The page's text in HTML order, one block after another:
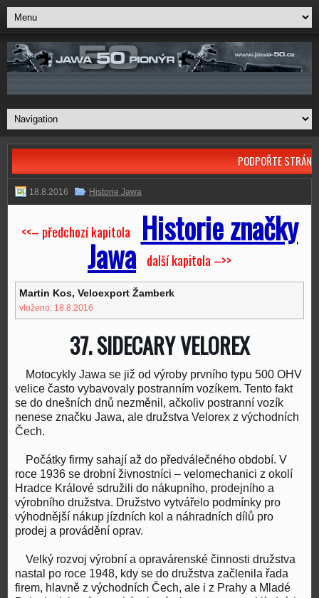
PODPOŘTE
18.8.2016 Historie Jawa
<<– předchozí kapitola Historie značky
Jawa další kapitola –>>
Martin Kos, Veloexport Žamberk
vloženo: 18.8.2016
37. SIDECARY VELOREX
Motocykly Jawa se již od výroby prvního typu 500 OHV
velice často vybavovaly postranním vozíkem. Tento fakt
se do dnešních dnů nezměnil, ačkoliv postranní vozík
nenese značku Jawa, ale družstva Velorex z východních
Čech.
Počátky firmy sahají až do předválečného období. V
roce 1936 se drobní živnostníci – velomechanici z okolí
Hradce Králové sdružili do nákupního, prodejního a
výrobního družstva. Družstvo vytvářelo podmínky pro
výhodnější nákup jízdních kol a náhradních dílů pro
prodej a provádění oprav.
Velký rozvoj výrobní a opravárenské činnosti družstva
nastal po roce 1948, kdy se do družstva začlenila řada
firem, hlavně z východních Čech, ale i z Prahy a Mladé